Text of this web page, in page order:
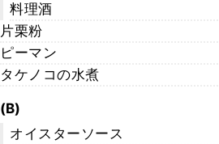
料理酒
片栗粉
ピーマン
タケノコの水煮
(B)
オイスターソース